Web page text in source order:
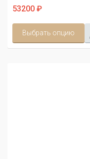
53200 ₽
Выбрать опцию